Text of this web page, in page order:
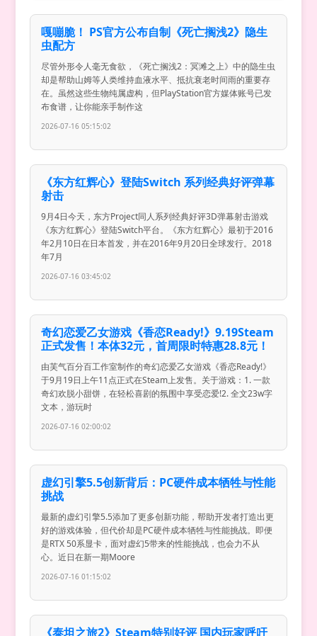
嘎嘣脆！ PS官方公布自制《死亡搁浅2》隐生
虫配方
尽管外形令人毫无食欲，《死亡搁浅2：冥滩之上》中的隐生虫
却是帮助山姆等人类维持血液水平、抵抗衰老时间雨的重要存
在。虽然这些生物纯属虚构，但PlayStation官方媒体账号已发
布食谱，让你能亲手制作这
2026-07-16 05:15:02
《东方红辉心》登陆Switch 系列经典好评弹幕
射击
9月4日今天，东方Project同人系列经典好评3D弹幕射击游戏
《东方红辉心》登陆Switch平台。《东方红辉心》最初于2016
年2月10日在日本首发，并在2016年9月20日全球发行。2018
年7月
2026-07-16 03:45:02
奇幻恋爱乙女游戏《香恋Ready!》9.19Steam
正式发售！本体32元，首周限时特惠28.8元！
由芙气百分百工作室制作的奇幻恋爱乙女游戏《香恋Ready!》
于9月19日上午11点正式在Steam上发售。关于游戏：1. 一款
奇幻欢脱小甜饼，在轻松喜剧的氛围中享受恋爱!2. 全文23w字
文本，游玩时
2026-07-16 02:00:02
虚幻引擎5.5创新背后：PC硬件成本牺牲与性能
挑战
最新的虚幻引擎5.5添加了更多创新功能，帮助开发者打造出更
好的游戏体验，但代价却是PC硬件成本牺牲与性能挑战。即便
是RTX 50系显卡，面对虚幻5带来的性能挑战，也会力不从
心。近日在新一期Moore
2026-07-16 01:15:02
《泰坦之旅2》Steam特别好评 国内玩家呼吁